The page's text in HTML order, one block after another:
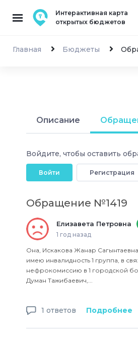
Интерактивная карта
открытых бюджетов
Главная Бюджеты
Описание
Войдите, чтобы оставить
Войти Регистрация
Обращение №1419
Елизавета Петровна
1 год назад
Она, Искакова Жанар Сагынтаевна
имею инвалидность 1 группа, в
нефрокомиссию в 1 городской
Думан Тажибаевич,...
1 ответов Подробнее